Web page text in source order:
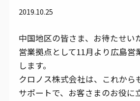
2019.10.25
中国地区の皆さま、お待たせい
営業拠点として11月より広島営
します。
クロノス株式会社は、これから
サポートで、お客さまのお役に